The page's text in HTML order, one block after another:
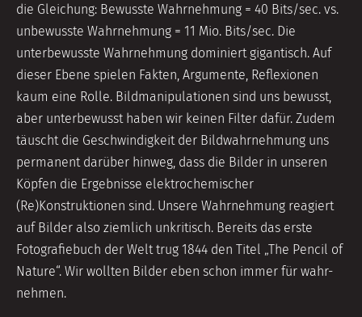
die Gleichung: Bewusste Wahrnehmung = 40 Bits/sec. vs.
unbewusste Wahrnehmung = 11 Mio. Bits/sec. Die
unterbewusste Wahrnehmung dominiert gigantisch. Auf
dieser Ebene spielen Fakten, Argumente, Reflexionen
kaum eine Rolle. Bildmanipulationen sind uns bewusst,
aber unterbewusst haben wir keinen Filter dafür. Zudem
täuscht die Geschwindigkeit der Bildwahrnehmung uns
permanent darüber hinweg, dass die Bilder in unseren
Köpfen die Ergebnisse elektrochemischer
(Re)Konstruktionen sind. Unsere Wahrnehmung reagiert
auf Bilder also ziemlich unkritisch. Bereits das erste
Fotografiebuch der Welt trug 1844 den Titel „The Pencil of
Nature“. Wir wollten Bilder eben schon immer für wahr-
nehmen.